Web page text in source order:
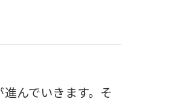
んでいきます。そ